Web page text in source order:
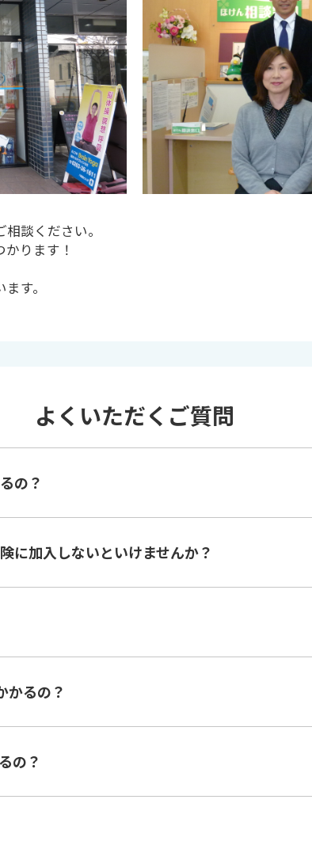
談ください。
ります！
す。
よくいただくご質問
の？
に加入しないといけませんか？
かるの？
の？